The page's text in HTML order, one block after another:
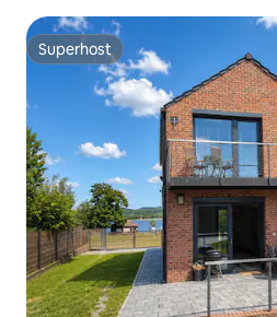
Superhost
Superhost